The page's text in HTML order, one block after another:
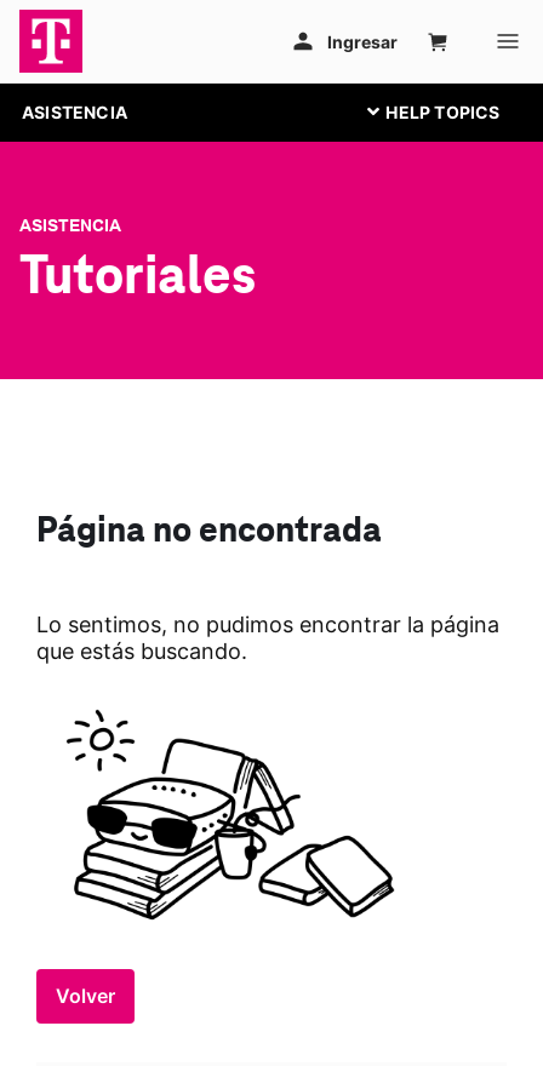
ASISTENCIA
ASISTENCIA
Tutoriales